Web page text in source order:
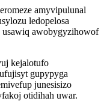
amyvipulunal
ledopelosa
awobygyzihowof
kejalotufo
gupypyga
junesisizo
otidihah uwar.